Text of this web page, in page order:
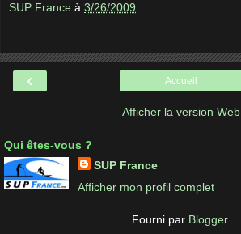
SUP France à 3/26/2009
‹ Accueil
Afficher la version Web
Qui êtes-vous ?
SUP France
Afficher mon profil complet
Fourni par Blogger.